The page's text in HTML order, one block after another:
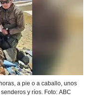
a pie o a caballo, unos
y ríos. Foto: ABC